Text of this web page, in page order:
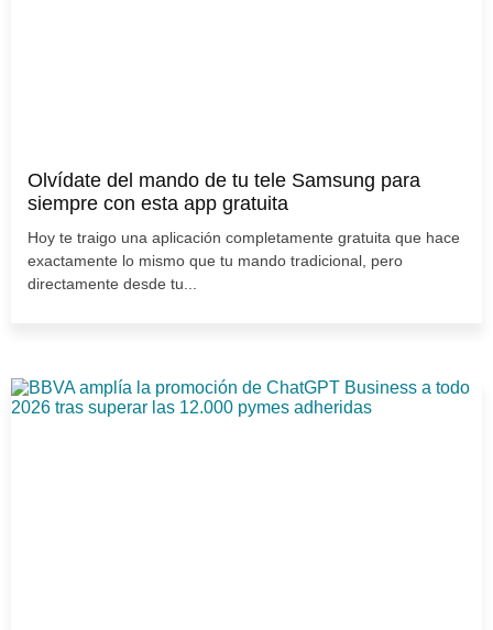
Olvídate del mando de tu tele Samsung para
siempre con esta app gratuita
Hoy te traigo una aplicación completamente gratuita que hace
exactamente lo mismo que tu mando tradicional, pero
directamente desde tu...